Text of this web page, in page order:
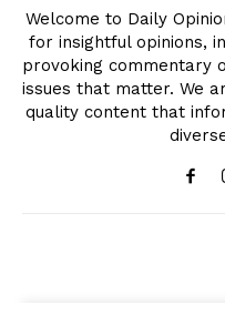
Welcome to Daily
for insightful opinions,
provoking commentary
issues that matter. We
quality content that